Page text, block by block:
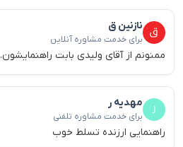
نازنین ق
برای خدمت مشاوره آنلاین
ممنونم از آقای ولیدی بابت راهنمایشون.
مهدیه ر
برای خدمت مشاوره تلفنی
راهنمایی ارزنده تسلط خوب